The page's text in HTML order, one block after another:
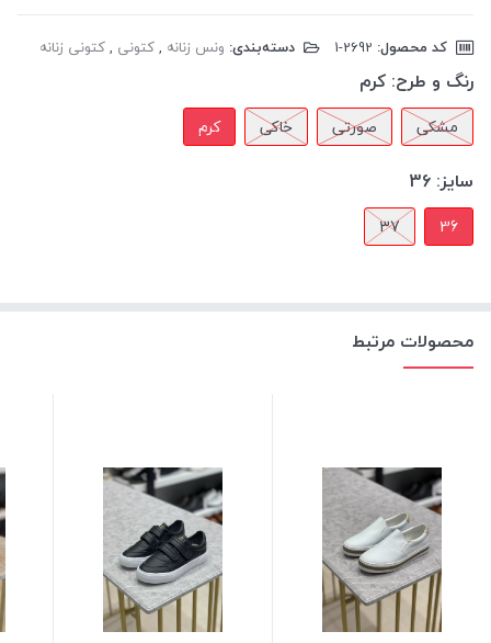
کد محصول: دسته‌بندی: ونس زنانه ,کتونی ,کتونی زنانه
رنگ و طرح: کرم
مشکی صورتی خاکی کرم
سایز: 36
36
37
محصولات مرتبط